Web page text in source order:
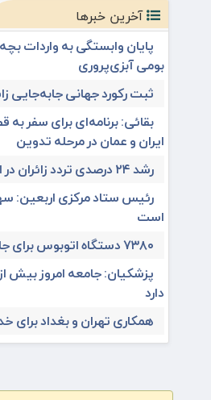
آخرین خبرها
پایان وابستگی به واردات
بومی آبزی‌پروری
ثبت رکورد جهانی جابه‌جایی
بقائی: برنامه‌ای برای سفر
ایران و عمان در مرحله تدوین
رشد ۲۴ درصدی تردد زائران در اربعین از مرز مهران
است
۷۳۸۰ دستگاه اتوبوس برای جابه‌جایی زائران اربعین به‌ کارگیری شد
پزشکیان: جامعه امروز بیش
دارد
همکاری تهران و بغداد برای